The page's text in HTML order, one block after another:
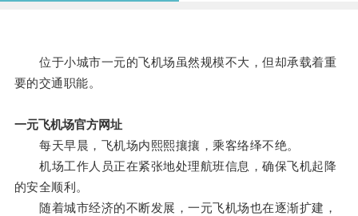
位于小城市一元的飞机场虽然规模不大，但却承载着重
要的交通职能。
一元飞机场官方网址
每天早晨，飞机场内熙熙攘攘，乘客络绎不绝。
机场工作人员正在紧张地处理航班信息，确保飞机起降
的安全顺利。
随着城市经济的不断发展，一元飞机场也在逐渐扩建，